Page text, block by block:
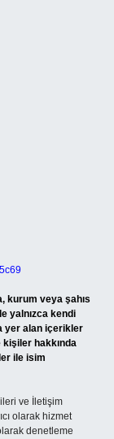
kurum veya şahıs
yalnızca kendi
yer alan içerikler
hakkında
ile isim
ve İletişim
olarak hizmet
denetleme